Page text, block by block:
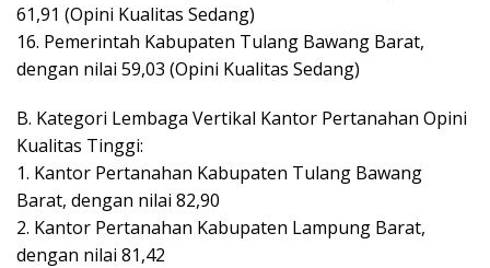
61,91 (Opini Kualitas Sedang)
16. Pemerintah Kabupaten Tulang Bawang Barat,
dengan nilai 59,03 (Opini Kualitas Sedang)
B. Kategori Lembaga Vertikal Kantor Pertanahan Opini
Kualitas Tinggi:
1. Kantor Pertanahan Kabupaten Tulang Bawang
Barat, dengan nilai 82,90
2. Kantor Pertanahan Kabupaten Lampung Barat,
dengan nilai 81,42